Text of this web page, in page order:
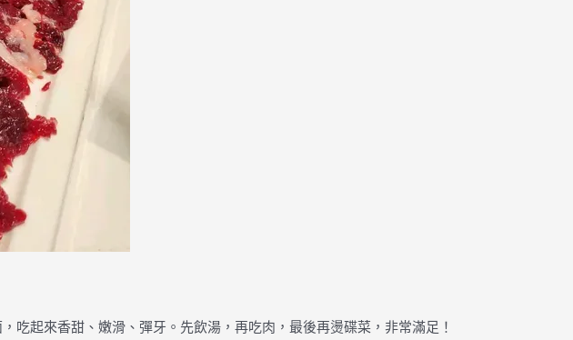
吃起來香甜、嫩滑、彈牙。先飲湯，再吃肉，最後再燙碟菜，非常滿足！